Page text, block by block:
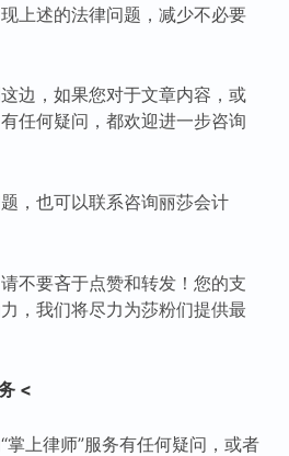
上述的法律问题，减少不必要
边，如果您对于文章内容，或
任何疑问，都欢迎进一步咨询
，也可以联系咨询丽莎会计
不要吝于点赞和转发！您的支
，我们将尽力为莎粉们提供最
<
掌上律师”服务有任何疑问，或者